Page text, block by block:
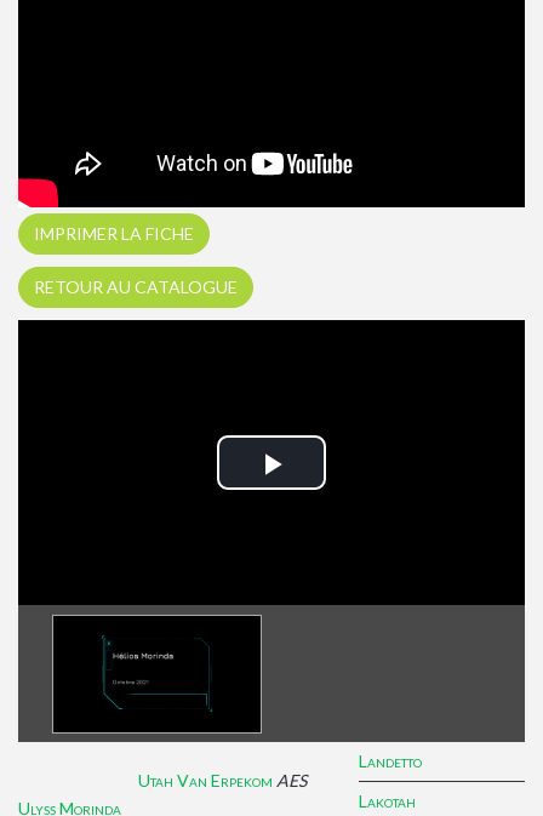
IMPRIMER LA FICHE
RETOUR AU CATALOGUE
Play
Ulyss Morinda
Utah Van Erpekom AES
Landetto
Lakotah